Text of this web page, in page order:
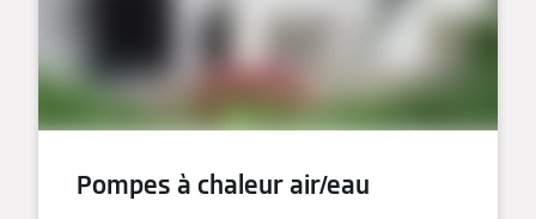
Pompes à chaleur air/eau